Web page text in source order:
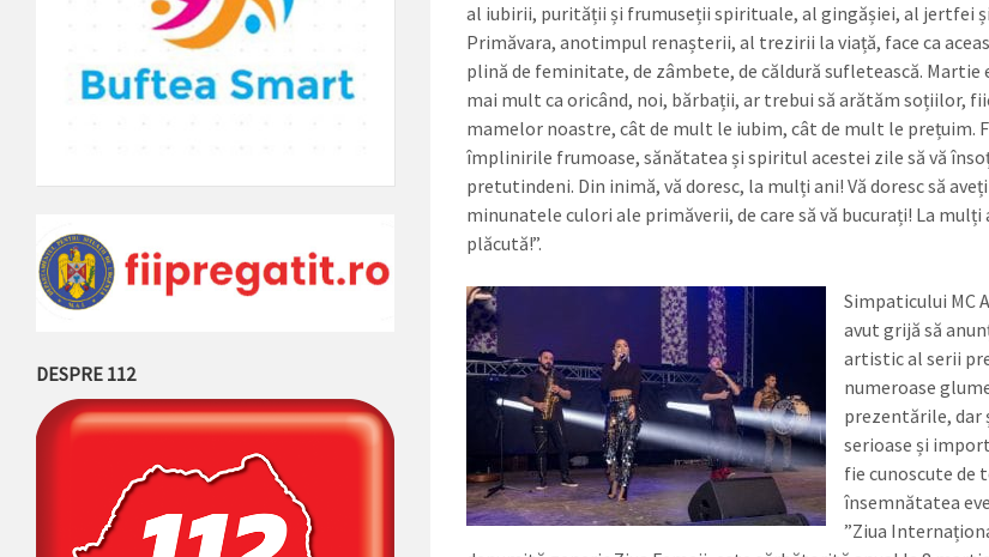
al iubirii, purității și frumuseții spirituale, al gingășiei, al jertfei
Primăvara, anotimpul renașterii, al trezirii la viață, face ca
plină de feminitate, de zâmbete, de căldură sufletească. Martie
mai mult ca oricând, noi, bărbații, ar trebui să arătăm soțiilor,
mamelor noastre, cât de mult le iubim, cât de mult le pre­țuim.
împlinirile frumoase, sănătatea și spiritul acestei zile să vă
pretutindeni. Din inimă, vă doresc, la mulți ani! Vă doresc să
minunatele culori ale primăverii, de care să vă bucurați! La mulți
plăcută!”.
Simpaticului MC
avut grijă să
artistic al serii
numeroase
prezentările, dar
serioase și
fie cunoscute de
însemnătatea
”Ziua
DESPRE 112